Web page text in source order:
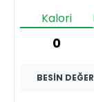
Kalori
0
BESIN